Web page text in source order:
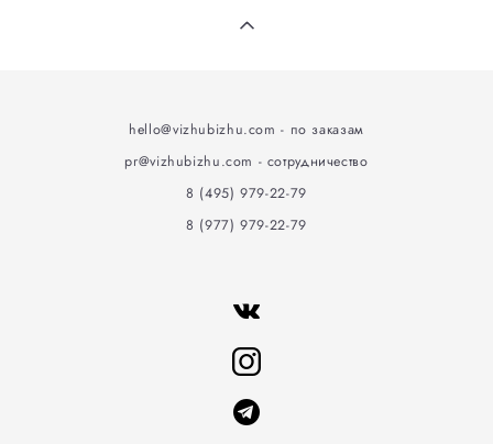
hello@vizhubizhu.com - по заказам
pr@vizhubizhu.com - сотрудничество
8 (495) 979-22-79
8 (977) 979-22-79